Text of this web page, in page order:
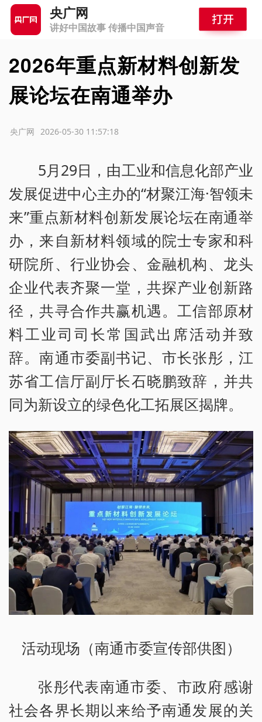
央广网
讲好中国故事 传播中国声音
2026年重点新材料创新发
展论坛在南通举办
2026-05-30 11:57:18
央广网
5月29日，由工业和信息化部产业
发展促进中心主办的“材聚江海·智领未
来”重点新材料创新发展论坛在南通举
办，来自新材料领域的院士专家和科
研院所、行业协会、金融机构、龙头
企业代表齐聚一堂，共探产业创新路
径，共寻合作共赢机遇。工信部原材
料工业司司长常国武出席活动并致
辞。南通市委副书记、市长张彤，江
苏省工信厅副厅长石晓鹏致辞，并共
同为新设立的绿色化工拓展区揭牌。
活动现场（南通市委宣传部供图）
张彤代表南通市委、市政府感谢
社会各界长期以来给予南通发展的关